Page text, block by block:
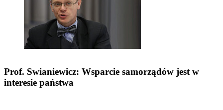
Prof. Swianiewicz: Wsparcie samorządów jest w
interesie państwa